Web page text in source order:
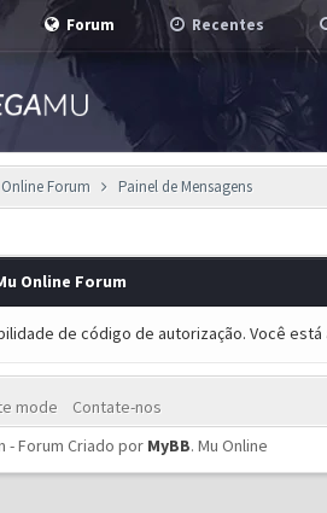
Forum Recentes
Online Forum Painel de Mensagens
Online Forum
de código de autorização. Você
mode
Contate-nos
- Forum Criado por MyBB.Mu Online